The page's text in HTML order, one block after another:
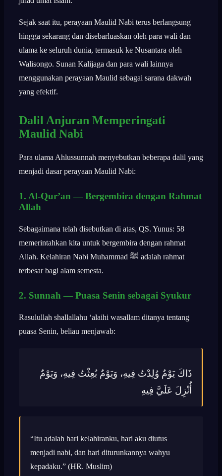
Sejak saat itu, perayaan Maulid Nabi terus berlangsung
hingga sekarang dan disebarluaskan oleh para wali dan
ulama ke seluruh dunia, termasuk ke Nusantara oleh
Walisongo. Sunan Kalijaga dan para wali lainnya
menggunakan perayaan Maulid sebagai sarana dakwah
yang efektif.
Dalil Anjuran Memperingati
Maulid Nabi
Para ulama Ahlussunnah menyebutkan beberapa dalil yang
menjadi dasar perayaan Maulid Nabi:
1. Al-Qur’an — Bergembira dengan Rahmat
Allah
Sebagaimana telah disebutkan di atas, QS. Yunus: 58
memerintahkan kita untuk bergembira dengan rahmat
Allah. Kelahiran Nabi Muhammad ﷺ adalah rahmat
terbesar bagi alam semesta.
2. Sunnah — Puasa Senin sebagai Syukur
Rasulullah shallallahu ‘alaihi wasallam ditanya tentang
puasa Senin, beliau menjawab:
ذَاكَ يَوْمٌ وُلِدْتُ فِيهِ، وَيَوْمٌ بُعِثْتُ فِيهِ، وَيَوْمٌ
أُنْزِلَ عَلَيَّ فِيهِ
“Itu adalah hari kelahiranku, hari aku diutus
menjadi nabi, dan hari diturunkannya wahyu
kepadaku.” (HR. Muslim)